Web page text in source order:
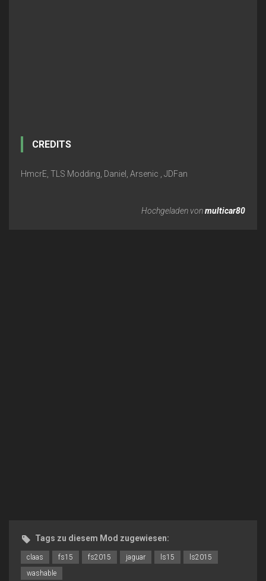
CREDITS
HmcrE, TLS Modding, Daniel, Arsenic , JDFan
Hochgeladen vonmulticar80
Tags zu diesem Mod zugewiesen:
claas fs15 fs2015 jaguar ls15
ls2015
washable